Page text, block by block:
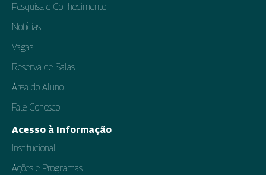
Pesquisa e Conhecimento
Notícias
Vagas
Reserva de Salas
Área do Aluno
Fale Conosco
Acesso à Informação
Institucional
Ações e Programas